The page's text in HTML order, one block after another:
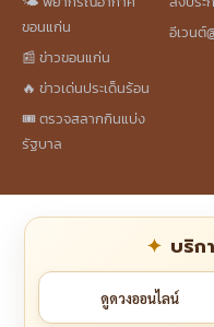
ขอนแก่น
📰 ข่าวขอนแก่น
🔥 ข่าวเด่นประเด็นร้อน
🎟️ ตรวจสลากกินแบ่ง
รัฐบาล
อีเวนต์
บริก
ดูดวงออนไลน์